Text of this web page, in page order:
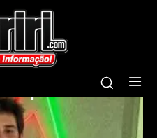
para
Airton
de